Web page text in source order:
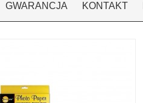
GWARANCJA KONTAKT